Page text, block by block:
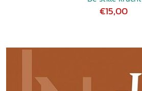
€15,00